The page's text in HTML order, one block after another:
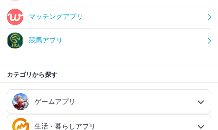
マッチングアプリ
競馬アプリ
カテゴリから探す
ゲームアプリ
生活・暮らしアプリ